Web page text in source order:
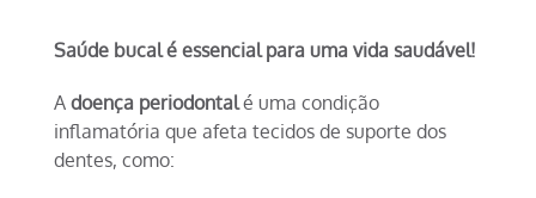
Saúde bucal é essencial para uma vida saudável!
A doença periodontalé uma condição
inflamatória que afeta tecidos de suporte dos
dentes, como: